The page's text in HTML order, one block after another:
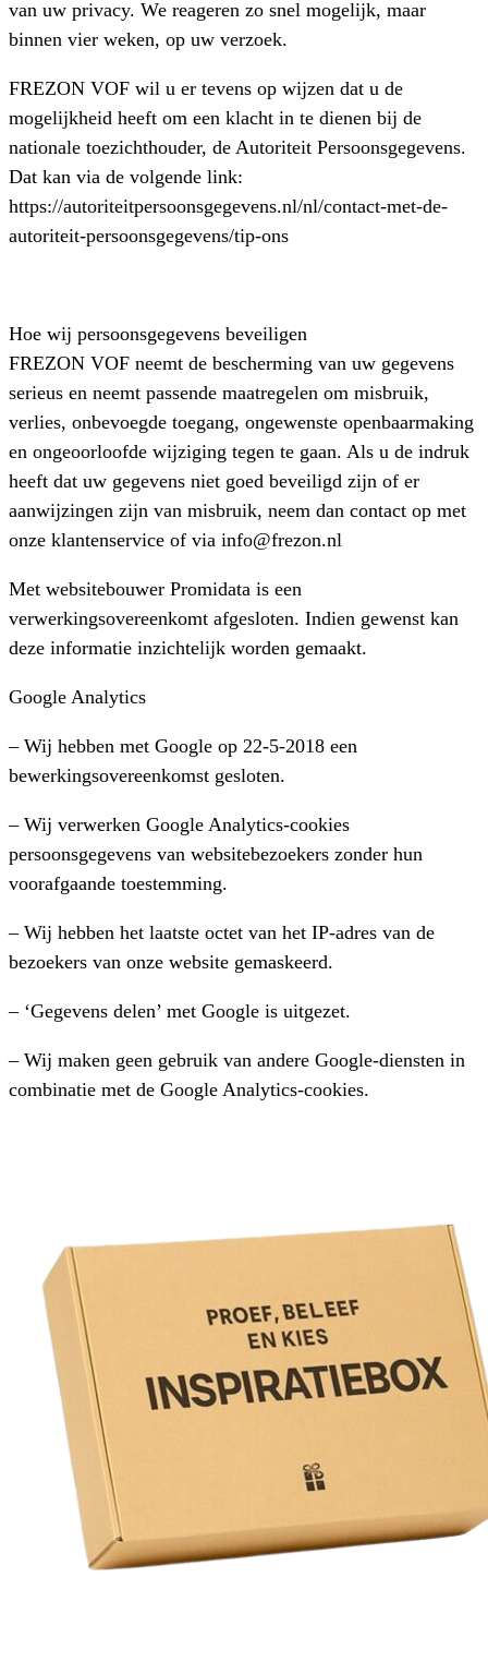
van uw privacy. We reageren zo snel mogelijk, maar
binnen vier weken, op uw verzoek.
FREZON VOF wil u er tevens op wijzen dat u de
mogelijkheid heeft om een klacht in te dienen bij de
nationale toezichthouder, de Autoriteit Persoonsgegevens.
Dat kan via de volgende link:
https://autoriteitpersoonsgegevens.nl/nl/contact-met-de-
autoriteit-persoonsgegevens/tip-ons
Hoe wij persoonsgegevens beveiligen
FREZON VOF neemt de bescherming van uw gegevens
serieus en neemt passende maatregelen om misbruik,
verlies, onbevoegde toegang, ongewenste openbaarmaking
en ongeoorloofde wijziging tegen te gaan. Als u de indruk
heeft dat uw gegevens niet goed beveiligd zijn of er
aanwijzingen zijn van misbruik, neem dan contact op met
onze klantenservice of via info@frezon.nl
Met websitebouwer Promidata is een
verwerkingsovereenkomt afgesloten. Indien gewenst kan
deze informatie inzichtelijk worden gemaakt.
Google Analytics
– Wij hebben met Google op 22-5-2018 een
bewerkingsovereenkomst gesloten.
– Wij verwerken Google Analytics-cookies
persoonsgegevens van websitebezoekers zonder hun
voorafgaande toestemming.
– Wij hebben het laatste octet van het IP-adres van de
bezoekers van onze website gemaskeerd.
– ‘Gegevens delen’ met Google is uitgezet.
– Wij maken geen gebruik van andere Google-diensten in
combinatie met de Google Analytics-cookies.